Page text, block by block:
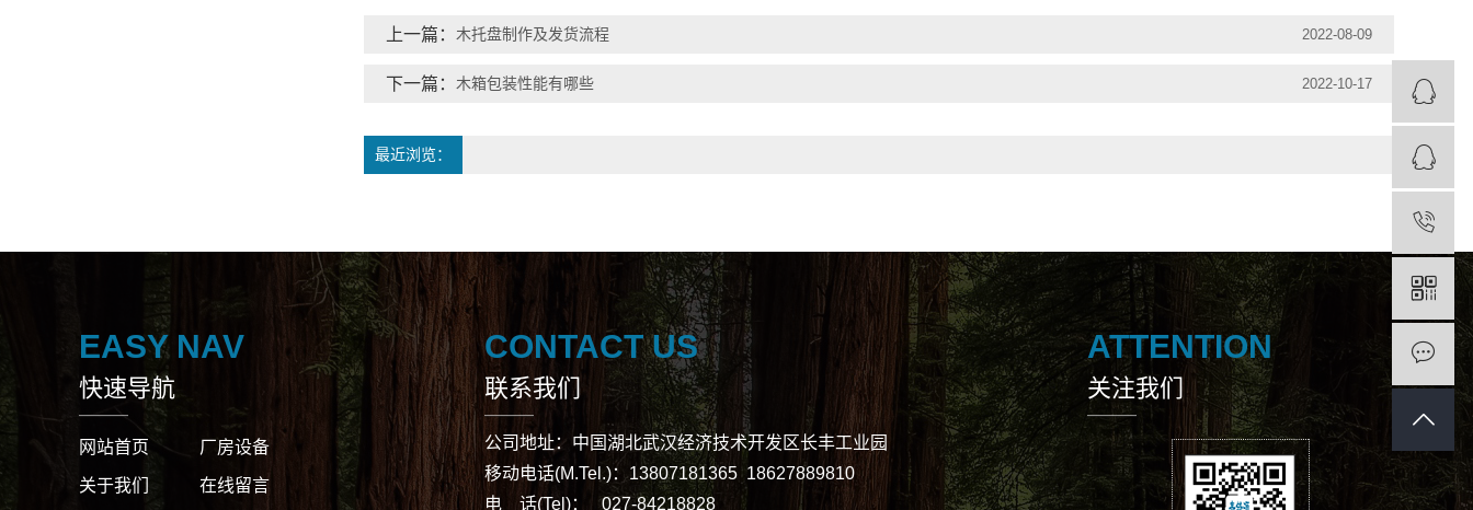
上一篇： 木托盘制作及发货流程 2022-08-09
下一篇： 木箱包装性能有哪些 2022-10-17
最近浏览：
EASY NAV
快速导航
网站首页 厂房设备
关于我们 在线留言
CONTACT US
联系我们
公司地址：中国湖北武汉经济技术开发区长丰工业园
移动电话(M.Tel.)：13807181365 18627889810
电 话(Tel)： 027-84218828
ATTENTION
关注我们